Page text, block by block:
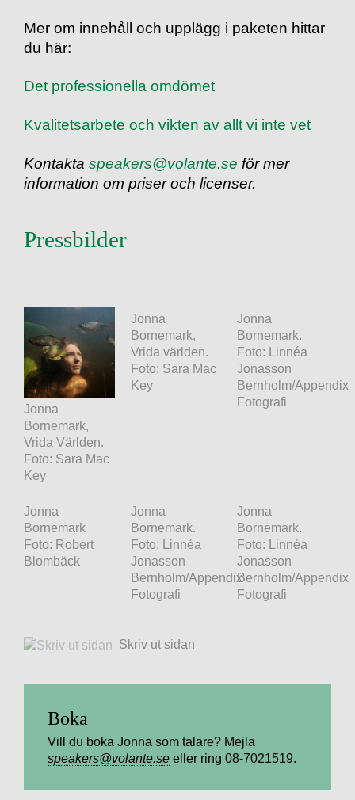
Mer om innehåll och upplägg i paketen hittar
du här:
Det professionella omdömet
Kvalitetsarbete och vikten av allt vi inte vet
Kontakta speakers@volante.se för mer
information om priser och licenser.
Pressbilder
Jonna
Bornemark,
Vrida Världen.
Foto: Sara Mac
Key
Jonna
Bornemark,
Vrida världen.
Foto: Sara Mac
Key
Jonna
Bornemark.
Foto: Linnéa
Jonasson
Bernholm/Appendix
Fotografi
Jonna
Bornemark
Foto: Robert
Blombäck
Jonna
Bornemark.
Foto: Linnéa
Jonasson
Bernholm/Appendix
Fotografi
Jonna
Bornemark.
Foto: Linnéa
Jonasson
Bernholm/Appendix
Fotografi
Skriv ut sidan
Boka
Vill du boka Jonna som talare? Mejla
speakers@volante.se eller ring 08-7021519.